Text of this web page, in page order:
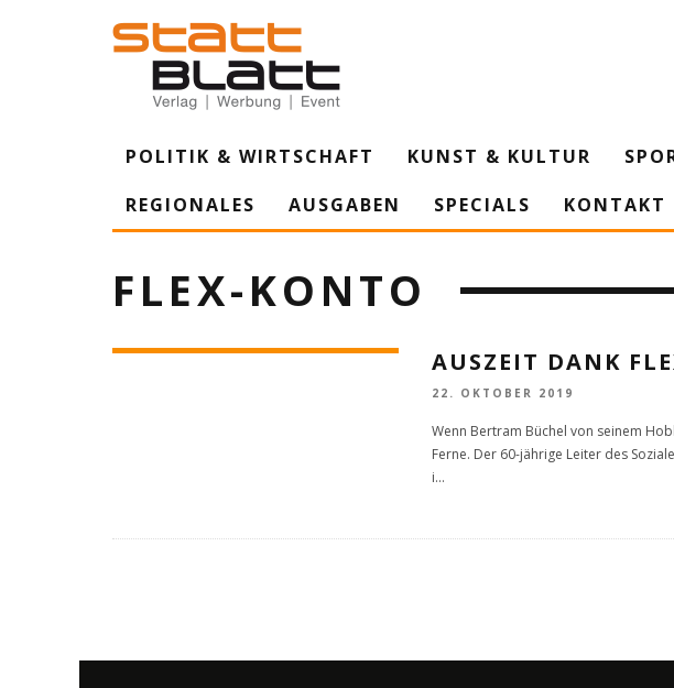
POLITIK & WIRTSCHAFT KUNST & KULTUR
REGIONALES
AUSGABEN SPECIALS KONTAKT
FLEX-KONTO
AUSZEIT DANK
22. OKTOBER 2019
Wenn Bertram Büchel von seinem
Ferne. Der 60-jährige Leiter des
i...